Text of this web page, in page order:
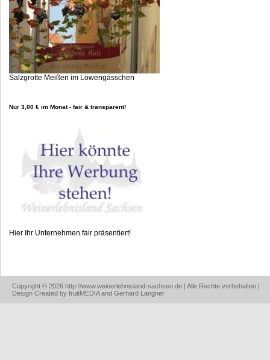
Salzgrotte Meißen im Löwengässchen
Nur 3,00 € im Monat - fair & transparent!
Hier Ihr Unternehmen fair präsentiert!
Copyright © 2026 http://www.weinerlebnisland-sachsen.de | Alle Rechte vorbehalten |
Design Created by fruitMEDIA and Gerhard Langner